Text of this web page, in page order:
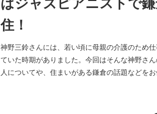
はジャズピアニストで
住！
神野三鈴さんには、若い頃に母親の介護のため
ていた時期がありました。今回はそんな神野さ
人についてや、住まいがある鎌倉の話題などをお